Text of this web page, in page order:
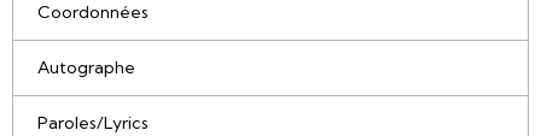
Coordonnées
Autographe
Paroles/Lyrics